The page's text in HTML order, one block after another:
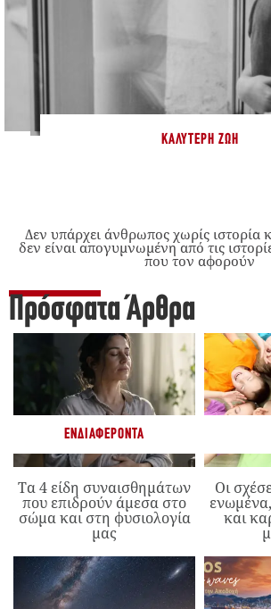
ΚΑΛΎΤΕΡΗ ΖΩΉ
Δεν υπάρχει άνθρωπος χωρίς ιστορία
δεν είναι απογυμνωμένη από τις
που τον αφορούν
Πρόσφατα Άρθρα
ΕΝΔΙΑΦΈΡΟΝΤΑ
Τα 4 είδη συναισθημάτων
που επιδρούν άμεσα στο
σώμα και στη φυσιολογία
μας
Οι
και